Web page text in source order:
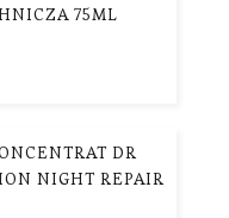
75ML
DR
NIGHT REPAIR